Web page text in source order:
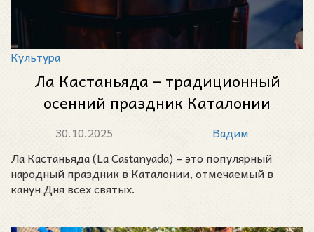
Культура
Ла Кастаньяда – традиционный
осенний праздник Каталонии
30.10.2025
Вадим
Ла Кастаньяда (La Castanyada) – это популярный
народный праздник в Каталонии, отмечаемый в
канун Дня всех святых.